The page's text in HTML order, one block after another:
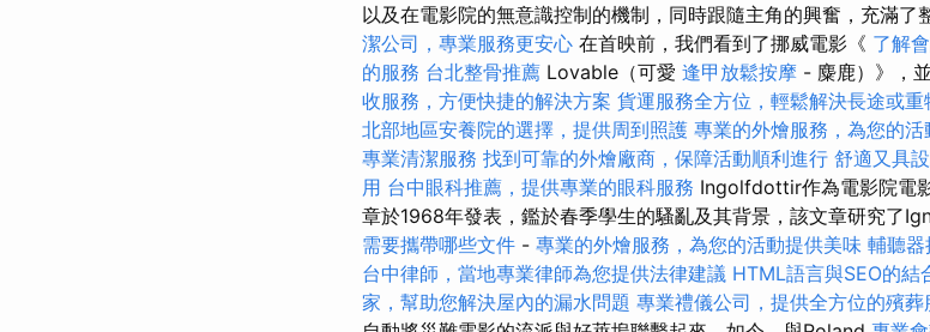
以及在電影院的無意識控制的機制，同時跟隨主角的興奮，充滿了
潔公司，專業服務更安心 在首映前，我們看到了挪威電影《 了解
的服務 台北整骨推薦 Lovable（可愛 逢甲放鬆按摩 - 麋鹿）》，
收服務，方便快捷的解決方案 貨運服務全方位，輕鬆解決長途或重
北部地區安養院的選擇，提供周到照護 專業的外燴服務，為您的活
專業清潔服務 找到可靠的外燴廠商，保障活動順利進行 舒適又具
用 台中眼科推薦，提供專業的眼科服務 Ingolfdottir作為電影院電
章於1968年發表，鑑於春季學生的騷亂及其背景，該文章研究了
需要攜帶哪些文件 - 專業的外燴服務，為您的活動提供美味 輔聽
台中律師，當地專業律師為您提供法律建議 HTML語言與SEO的結
家，幫助您解決屋內的漏水問題 專業禮儀公司，提供全方位的殯葬